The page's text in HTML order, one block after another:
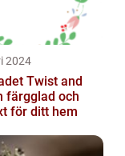
2024
Twist and
färgglad och
för ditt hem